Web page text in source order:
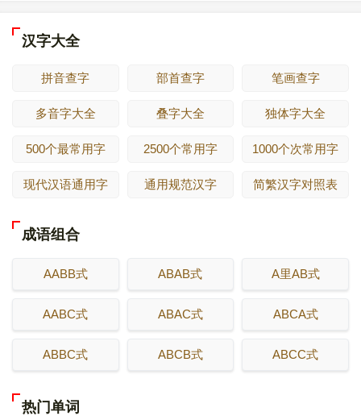
汉字大全
拼音查字 部首查字 笔画查字
多音字大全 叠字大全 独体字大全
500个最常用字 2500个常用字 1000个次常用字
现代汉语通用字 通用规范汉字 简繁汉字对照表
成语组合
AABB式 ABAB式 A里AB式
AABC式 ABAC式 ABCA式
ABBC式 ABCB式 ABCC式
热门单词